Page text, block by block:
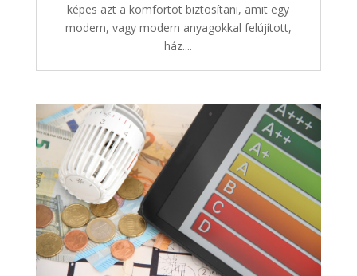
képes azt a komfortot biztosítani, amit egy
modern, vagy modern anyagokkal felújított,
ház....